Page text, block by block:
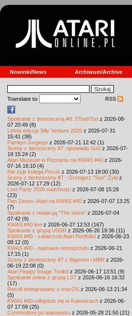
Nowinki/News Archiwum/Archive
Translate to RSS
Spotkanie z demosceną #9: STeel/Tori z 2026-08-
07 20:49 (8)
Letnia edycja Silly Venture 2026 z 2026-07-31
15:41 (38)
Pamięci Jurgiego z 2026-07-21 12:42 (1)
Sceny z demosceny #7: opowiada SuN z 2026-07-
19 15:24 (2)
Atari Muzeum w Poznaniu na KWAS #40 z 2026-
07-16 16:10 (4)
Nie żyje kolega Pecuś z 2026-07-13 18:00 (30)
Sceny z demosceny #7 - Grzegorz "Sun" Żyła z
2026-07-12 17:29 (12)
Lost Party 2026 nadchodzi z 2026-07-08 15:28
(23)
Pan Zenon i Atari na KWAS #40 z 2026-07-07 13:25
(7)
Spotkanie z redakcją "The Voice" z 2026-07-04
07:42 (9)
KWAS #40 live z 2026-06-27 12:53 (167)
Spotkanie z grupą USSR z 2026-06-26 19:36 (11)
KWAS #40 - zabierzcie Atari Portfolio! z 2026-06-23
08:12 (0)
KWAS #40 - naprawa retrosprzętu z 2026-06-21
17:15 (1)
Sceny z demosceny #7 z Bigerem i MBR z 2026-
06-19 22:08 (0)
Atari Floppy Image Toolkit z 2026-06-17 13:51 (9)
Spotkanie online z grupą LST z 2026-06-16 16:32
(17)
Recoil zintegrowany z macOS z 2026-06-13 21:34
(5)
KWAS #40 odbędzie się w Katowicach z 2026-06-
07 17:59 (25)
Commodore po atarowsku z 2026-05-28 21:50 (21)